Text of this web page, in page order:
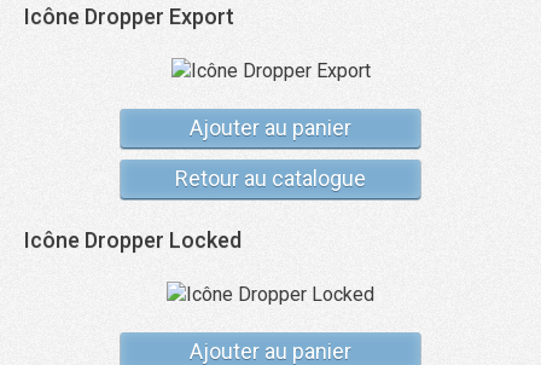
Icône Dropper Export
Ajouter au panier
Retour au catalogue
Icône Dropper Locked
Ajouter au panier